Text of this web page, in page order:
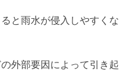
と雨水が侵入しやすくな
外部要因によって引き起